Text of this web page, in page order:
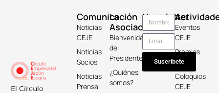
El Círculo
La
Asociación
Bienvenida
del
Presidente
¿Quiénes
somos?
Comunicación
Noticias
CEJE
Noticias
Socios
Noticias
Prensa
Eventos
CEJE
Premios
Keicho
Coloquios
CEJE
Newsletter
Suscríbete